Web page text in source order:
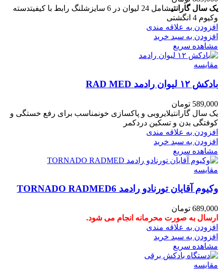
یک سال گارانتی
شامل 24 لیوان در 6 سایزشلنگ رابط با کیفیتدسته
وکیوم 4 انگشتی
افزودن به علاقه مندی
افزودن به سبد خرید
مشاهده سریع
مقایسه
بادکش ۱۲ لیوان رادمد RAD MED
589,000 تومان
یک سال گارانتیلایروبی و پاکسازی خونمناسب برای رفع خستگی و
کوفتگی بدن و تسکین دردکمر
افزودن به علاقه مندی
افزودن به سبد خرید
مشاهده سریع
مقایسه
وکیوم آقایان تورنادو رادمد TORNADO RADMED6
689,000 تومان
ارسال به صورت محرمانه انجام می شود.
افزودن به علاقه مندی
افزودن به سبد خرید
مشاهده سریع
مقایسه